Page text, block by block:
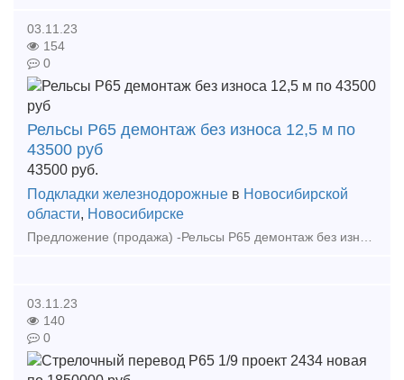
03.11.23
154
0
Рельсы Р65 демонтаж без износа 12,5 м по
43500 руб
43500 руб.
Подкладки железнодорожные в Новосибирской
области, Новосибирске
Предложение (продажа) -Рельсы Р65 демонтаж без износа 12, 5 м по 43500 руб - Рельсы Р65 2 группа 12, 5м ГОСТ 51685-2000 по 29500 руб - Рельсы Р65 1гр. 12, 5м
03.11.23
140
0